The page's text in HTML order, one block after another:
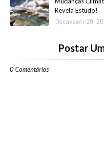
Revela Estudo!
Decaveenr 26,
Postar
0 Comentários